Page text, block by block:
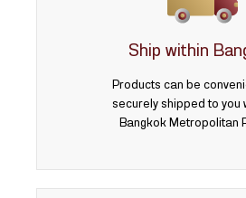
Ship within
Products can be
securely shipped to you
Bangkok Metropolitan